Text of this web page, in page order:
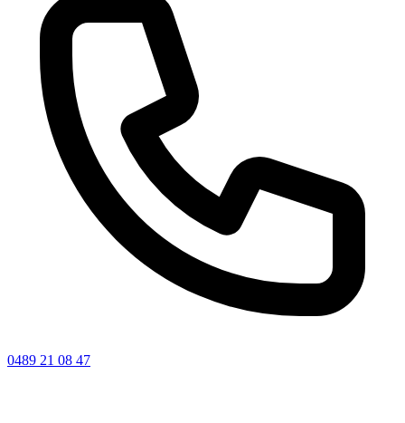
0489 21 08 47